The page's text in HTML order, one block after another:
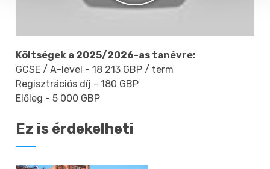
Költségek a 2025/2026-as tanévre:
GCSE / A-level - 18 213 GBP / term
Regisztrációs díj - 180 GBP
Előleg - 5 000 GBP
Ez is érdekelheti